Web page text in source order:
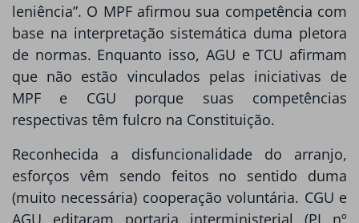
leniência”. O MPF afirmou sua competência com
base na interpretação sistemática duma pletora
de normas. Enquanto isso, AGU e TCU afirmam
que não estão vinculados pelas iniciativas de
MPF e CGU porque suas competências
respectivas têm fulcro na Constituição.
Reconhecida a disfuncionalidade do arranjo,
esforços vêm sendo feitos no sentido duma
(muito necessária) cooperação voluntária. CGU e
AGU editaram portaria interministerial (PI nº